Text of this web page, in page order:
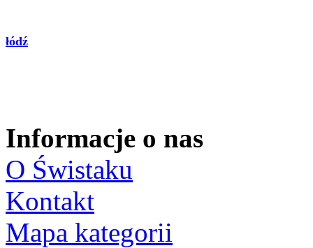
łódź
Informacje o nas
O Świstaku
Kontakt
Mapa kategorii